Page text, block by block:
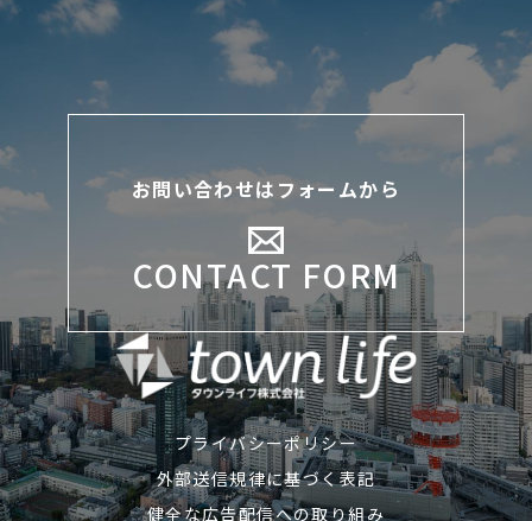
お問い合わせはフォームから
CONTACT FORM
プライバシーポリシー
外部送信規律に基づく表記
健全な広告配信への取り組み